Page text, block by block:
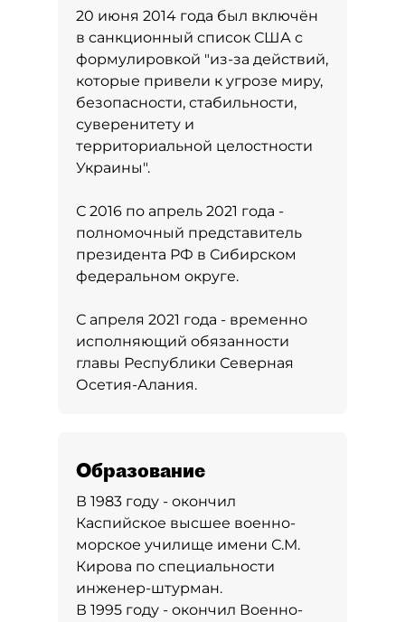
20 июня 2014 года был включён
в санкционный список США с
формулировкой "из-за действий,
которые привели к угрозе миру,
безопасности, стабильности,
суверенитету и
территориальной целостности
Украины".
С 2016 по апрель 2021 года -
полномочный представитель
президента РФ в Сибирском
федеральном округе.
С апреля 2021 года - временно
исполняющий обязанности
главы Республики Северная
Осетия-Алания.
Образование
В 1983 году - окончил
Каспийское высшее военно-
морское училище имени С.М.
Кирова по специальности
инженер-штурман.
В 1995 году - окончил Военно-